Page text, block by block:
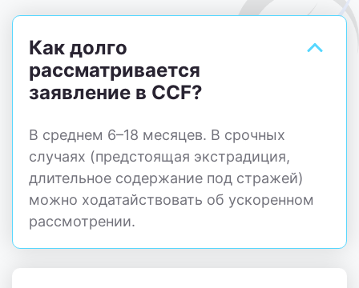
Как долго
рассматривается
заявление в CCF?
В среднем 6–18 месяцев. В срочных
случаях (предстоящая экстрадиция,
длительное содержание под стражей)
можно ходатайствовать об ускоренном
рассмотрении.